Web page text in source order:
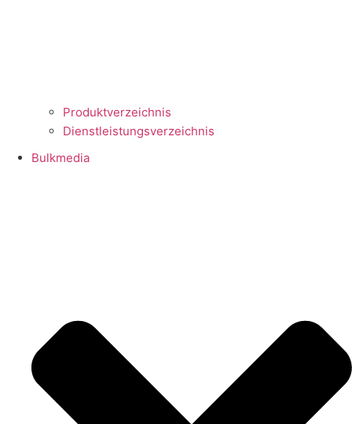
Produktverzeichnis
Dienstleistungsverzeichnis
Bulkmedia